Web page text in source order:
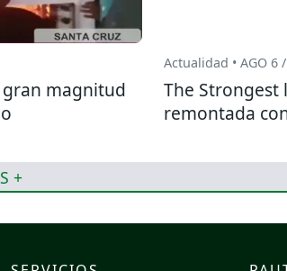
magnitud
Actualidad • AGO 6
The Strongest
remontada
+